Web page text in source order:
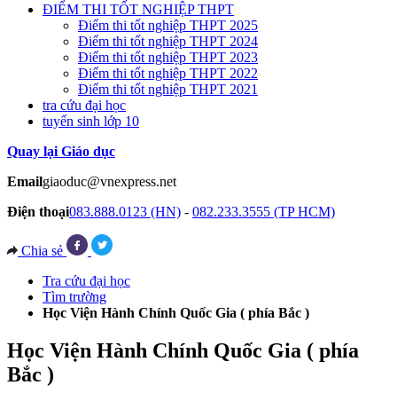
ĐIỂM THI TỐT NGHIỆP THPT
Điểm thi tốt nghiệp THPT 2025
Điểm thi tốt nghiệp THPT 2024
Điểm thi tốt nghiệp THPT 2023
Điểm thi tốt nghiệp THPT 2022
Điểm thi tốt nghiệp THPT 2021
tra cứu đại học
tuyển sinh lớp 10
Quay lại Giáo dục
Emailgiaoduc@vnexpress.net
Điện thoại083.888.0123 (HN) - 082.233.3555 (TP HCM)
Chia sẻ
Tra cứu đại học
Tìm trường
Học Viện Hành Chính Quốc Gia ( phía Bắc )
Học Viện Hành Chính Quốc Gia ( phía
Bắc )